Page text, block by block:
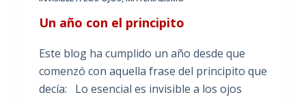
Un año con el principito
Este blog ha cumplido un año desde que
comenzó con aquella frase del principito que
decía: Lo esencial es invisible a los ojos